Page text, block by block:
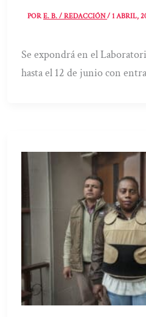
PORE. B. / REDACCIÓN/1 ABRIL,
Se expondrá en el
hasta el 12 de junio con